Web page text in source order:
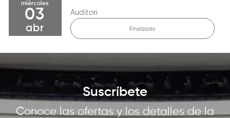
miércoles
03
abr
Auditori
Finalizado
Suscríbete
Conoce las ofertas y los detalles de la